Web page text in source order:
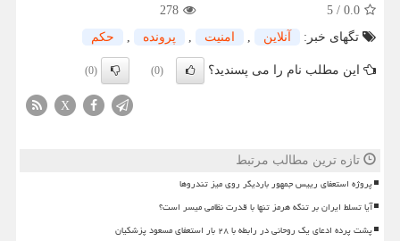
0.0
/
5
278
تگهای خبر:
آنلاین , امنیت , پرونده , حكم
این مطلب نام را می پسندید؟ (0)
(0)
X
تازه ترین مطالب مرتبط
پروژه استعفای رییس جمهور باردیگر روی میز تندروها
آیا تسلط ایران بر تنگه هرمز تنها با قدرت نظامی میسر است؟
پشت پرده ادعای یک روحانی در رابطه با ۲۸ بار استعفای مسعود پزشکیان